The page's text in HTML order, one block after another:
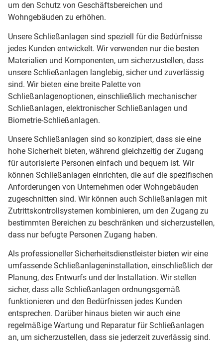
um den Schutz von Geschäftsbereichen und
Wohngebäuden zu erhöhen.
Unsere Schließanlagen sind speziell für die Bedürfnisse
jedes Kunden entwickelt. Wir verwenden nur die besten
Materialien und Komponenten, um sicherzustellen, dass
unsere Schließanlagen langlebig, sicher und zuverlässig
sind. Wir bieten eine breite Palette von
Schließanlagenoptionen, einschließlich mechanischer
Schließanlagen, elektronischer Schließanlagen und
Biometrie-Schließanlagen.
Unsere Schließanlagen sind so konzipiert, dass sie eine
hohe Sicherheit bieten, während gleichzeitig der Zugang
für autorisierte Personen einfach und bequem ist. Wir
können Schließanlagen einrichten, die auf die spezifischen
Anforderungen von Unternehmen oder Wohngebäuden
zugeschnitten sind. Wir können auch Schließanlagen mit
Zutrittskontrollsystemen kombinieren, um den Zugang zu
bestimmten Bereichen zu beschränken und sicherzustellen,
dass nur befugte Personen Zugang haben.
Als professioneller Sicherheitsdienstleister bieten wir eine
umfassende Schließanlageninstallation, einschließlich der
Planung, des Entwurfs und der Installation. Wir stellen
sicher, dass alle Schließanlagen ordnungsgemäß
funktionieren und den Bedürfnissen jedes Kunden
entsprechen. Darüber hinaus bieten wir auch eine
regelmäßige Wartung und Reparatur für Schließanlagen
an, um sicherzustellen, dass sie jederzeit zuverlässig sind.